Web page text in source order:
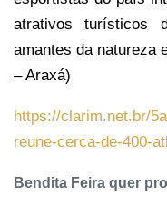
atrativos turísticos
amantes da natureza
– Araxá)
https://clarim.net.br/
reune-cerca-de-400-
Bendita Feira quer